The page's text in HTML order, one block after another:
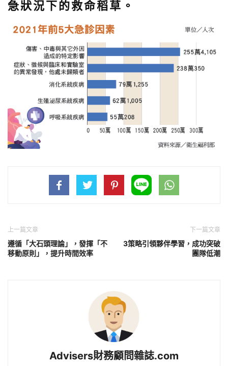
急狀況下的救命稻草。
上一篇文章
遵循「大石頭理論」，發揮「不
移動原則」，提升時間效率
下一篇文章
3策略引領夥伴學習，成功突破
團隊低潮
Advisers財務顧問雜誌.com